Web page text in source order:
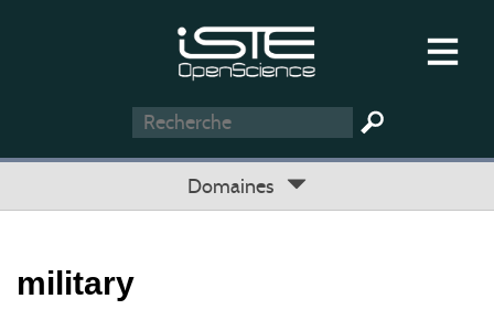
Domaines
military